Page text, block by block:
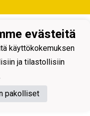
evästeitä
käyttökokemuksen
ja tilastollisiin
pakolliset